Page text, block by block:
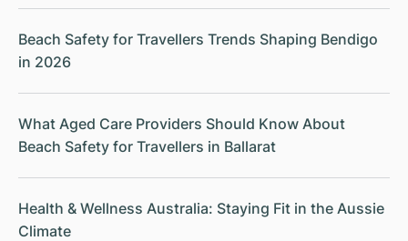
Beach Safety for Travellers Trends Shaping Bendigo
in 2026
What Aged Care Providers Should Know About
Beach Safety for Travellers in Ballarat
Health & Wellness Australia: Staying Fit in the Aussie
Climate